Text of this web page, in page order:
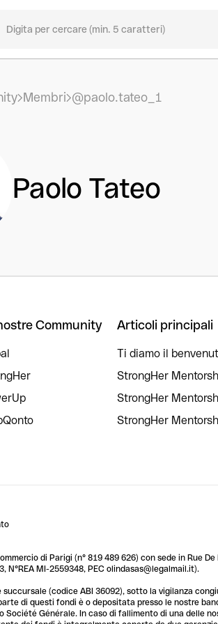
Membri @paolo.tateo_1
Paolo Tateo
Community Articoli principali
Ti diamo il
StrongHer
StrongHer
StrongHer
di Parigi (n° 819 489 626) con sede in Rue
N°REA MI-2559348, PEC olindasas@legalmail.it).
(codice ABI 36092), sotto la vigilanza
di questi fondi è o depositata presso le nostre
Générale. In caso di fallimento di una delle